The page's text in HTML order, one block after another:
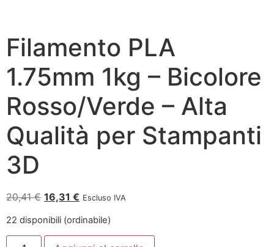
Filamento PLA
1.75mm 1kg – Bicolore
Rosso/Verde – Alta
Qualità per Stampanti
3D
20,41€ 16,31 € Escluso IVA
22 disponibili (ordinabile)